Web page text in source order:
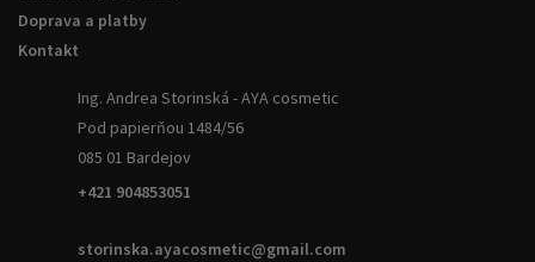
Doprava a platby
Kontakt
Ing. Andrea Storinská - AYA cosmetic
Pod papierňou 1484/56
085 01 Bardejov
+421 904853051
storinska.ayacosmetic@gmail.com